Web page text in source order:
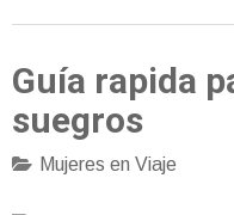
Guía rapida
suegros
Mujeres en Viaje